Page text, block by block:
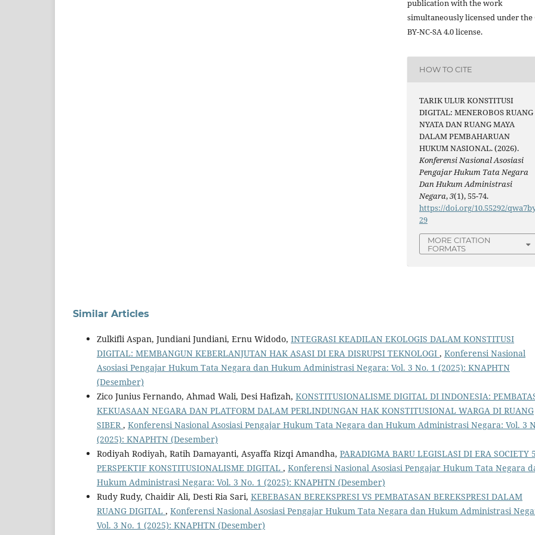
publication with the work
simultaneously licensed under the
BY-NC-SA 4.0 license.
HOW TO CITE
TARIK ULUR KONSTITUSI
DIGITAL: MENEROBOS RUANG
NYATA DAN RUANG MAYA
DALAM PEMBAHARUAN
HUKUM NASIONAL. (2026).
Konferensi Nasional Asosiasi
Pengajar Hukum Tata Negara
Dan Hukum Administrasi
Negara,3(1), 55-74.
https://doi.org/10.55292/
29
MORE CITATION
FORMATS
Similar Articles
Zulkifli Aspan, Jundiani Jundiani, Ernu Widodo, INTEGRASI KEADILAN EKOLOGIS DALAM KONSTITUSI
DIGITAL: MEMBANGUN KEBERLANJUTAN HAK ASASI DI ERA DISRUPSI TEKNOLOGI , Konferensi Nasional
Asosiasi Pengajar Hukum Tata Negara dan Hukum Administrasi Negara: Vol. 3 No. 1 (2025): KNAPHTN
(Desember)
Zico Junius Fernando, Ahmad Wali, Desi Hafizah, KONSTITUSIONALISME DIGITAL DI INDONESIA:
KEKUASAAN NEGARA DAN PLATFORM DALAM PERLINDUNGAN HAK KONSTITUSIONAL WARGA DI RUANG
SIBER, Konferensi Nasional Asosiasi Pengajar Hukum Tata Negara dan Hukum Administrasi Negara: Vol. 3
(2025): KNAPHTN (Desember)
Rodiyah Rodiyah, Ratih Damayanti, Asyaffa Rizqi Amandha, PARADIGMA BARU LEGISLASI DI ERA SOCIETY
PERSPEKTIF KONSTITUSIONALISME DIGITAL , Konferensi Nasional Asosiasi Pengajar Hukum Tata Negara
Hukum Administrasi Negara: Vol. 3 No. 1 (2025): KNAPHTN (Desember)
Rudy Rudy, Chaidir Ali, Desti Ria Sari, KEBEBASAN BEREKSPRESI VS PEMBATASAN BEREKSPRESI DALAM
RUANG DIGITAL , Konferensi Nasional Asosiasi Pengajar Hukum Tata Negara dan Hukum Administrasi
Vol. 3 No. 1 (2025): KNAPHTN (Desember)